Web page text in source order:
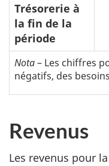
Trésorerie à
la fin de la
période
Nota– Les chiffres
négatifs, des
Revenus
Les revenus pour